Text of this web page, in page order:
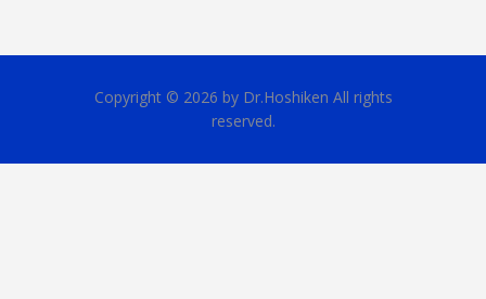
Copyright © 2026 by Dr.Hoshiken All rights
reserved.